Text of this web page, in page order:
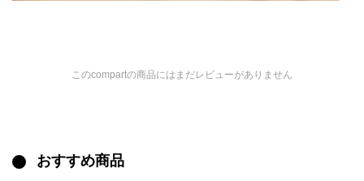
このcompartの商品にはまだレビューがありません
おすすめ商品